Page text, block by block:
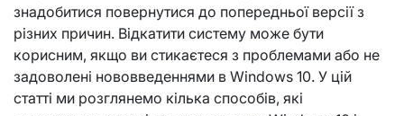
знадобитися повернутися до попередньої версії з
різних причин. Відкатити систему може бути
корисним, якщо ви стикаєтеся з проблемами або не
задоволені нововведеннями в Windows 10. У цій
статті ми розглянемо кілька способів, які